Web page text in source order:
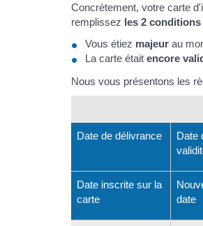
Concrètement, votre carte
remplissez les 2
Vous étiez majeur au
La carte était encore
Nous vous présentons les
Date de délivrance
Date
Date inscrite sur la
carte
date